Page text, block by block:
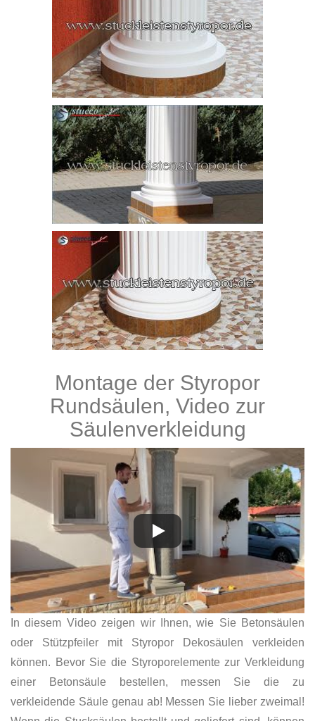
Montage der Styropor
Rundsäulen, Video zur
Säulenverkleidung
In diesem Video zeigen wir Ihnen, wie Sie Betonsäulen
oder Stützpfeiler mit Styropor Dekosäulen verkleiden
können. Bevor Sie die Styroporelemente zur Verkleidung
einer Betonsäule bestellen, messen Sie die zu
verkleidende Säule genau ab! Messen Sie lieber zweimal!